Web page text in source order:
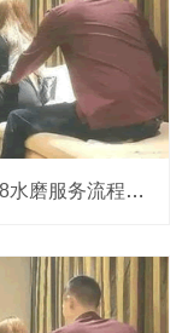
上海98水磨服务流程测评